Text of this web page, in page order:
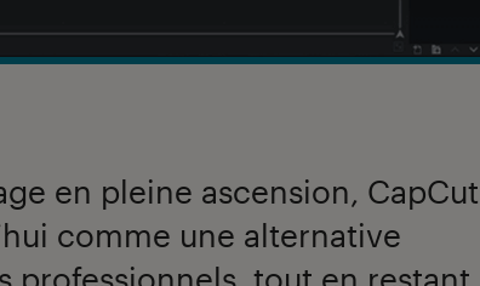
en pleine ascension, CapCut
comme une alternative
professionnels, tout en restant